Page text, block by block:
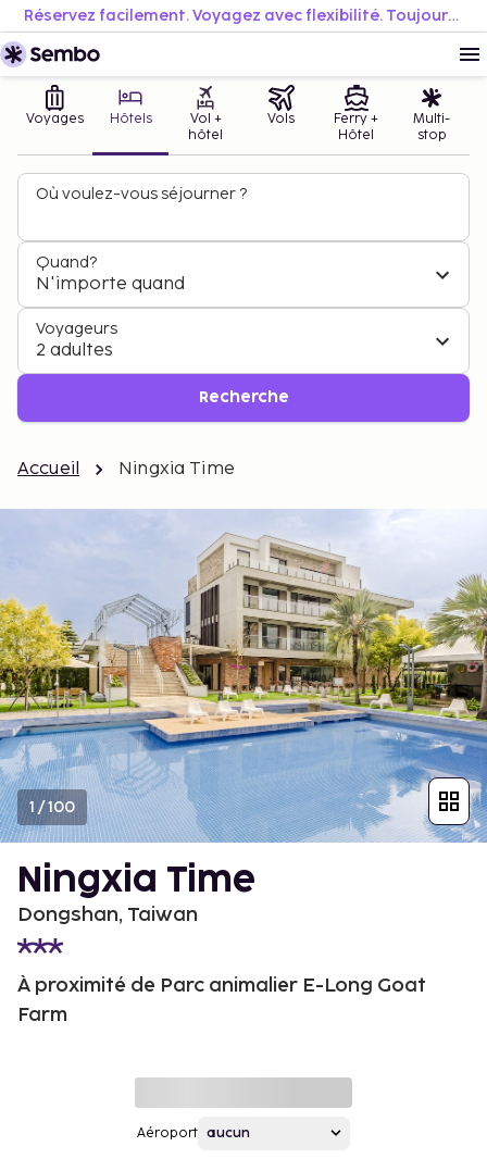
Réservez facilement. Voyagez avec flexibilité. Toujours au meilleur prix.
Voyages Hôtels
Vol +
hôtel
Vols
Ferry +
Hôtel
Multi-
stop
Où voulez-vous séjourner ?
Quand?
N'importe quand
Voyageurs
2 adultes
Recherche
Accueil Ningxia Time
1/100
Ningxia Time
Dongshan, Taiwan
À proximité de Parc animalier E-Long Goat
Farm
Aéroport